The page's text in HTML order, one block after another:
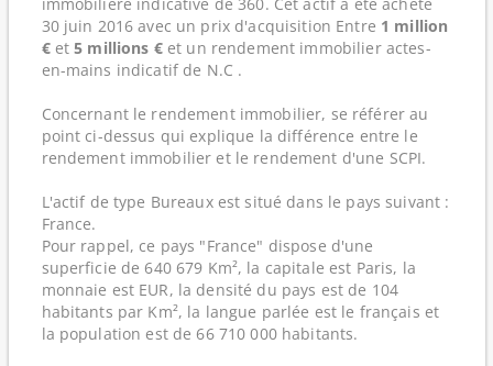
30 juin 2016 avec un prix d'acquisition Entre 1 million
€et5 millions €et un rendement immobilier actes-
en-mains indicatif de N.C .
Concernant le rendement immobilier, se référer au
point ci-dessus qui explique la différence entre le
rendement immobilier et le rendement d'une SCPI.
L'actif de type Bureaux est situé dans le pays suivant :
France.
Pour rappel, ce pays "France" dispose d'une
superficie de 640 679 Km², la capitale est Paris, la
monnaie est EUR, la densité du pays est de 104
habitants par Km², la langue parlée est le français et
la population est de 66 710 000 habitants.